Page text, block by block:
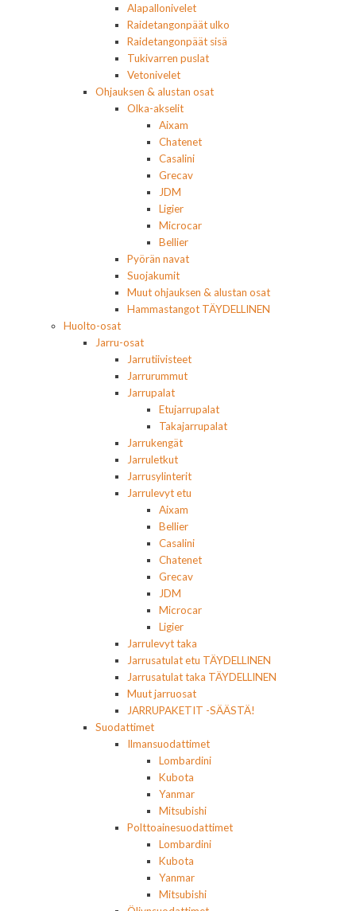
Alapallonivelet
Raidetangonpäät ulko
Raidetangonpäät sisä
Tukivarren puslat
Vetonivelet
Ohjauksen & alustan osat
Olka-akselit
Aixam
Chatenet
Casalini
Grecav
JDM
Ligier
Microcar
Bellier
Pyörän navat
Suojakumit
Muut ohjauksen & alustan osat
Hammastangot TÄYDELLINEN
Huolto-osat
Jarru-osat
Jarrutiivisteet
Jarrurummut
Jarrupalat
Etujarrupalat
Takajarrupalat
Jarrukengät
Jarruletkut
Jarrusylinterit
Jarrulevyt etu
Aixam
Bellier
Casalini
Chatenet
Grecav
JDM
Microcar
Ligier
Jarrulevyt taka
Jarrusatulat etu TÄYDELLINEN
Jarrusatulat taka TÄYDELLINEN
Muut jarruosat
JARRUPAKETIT -SÄÄSTÄ!
Suodattimet
Ilmansuodattimet
Lombardini
Kubota
Yanmar
Mitsubishi
Polttoainesuodattimet
Lombardini
Kubota
Yanmar
Mitsubishi